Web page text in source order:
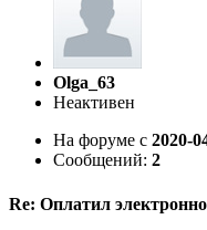
Olga_63
Неактивен
На форуме с 2020-
Сообщений: 2
Re: Оплатил